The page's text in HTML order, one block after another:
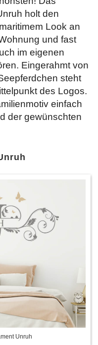
holt den
Look an
und fast
im eigenen
Eingerahmt von
steht
des Logos.
einfach
der gewünschten
Unruh